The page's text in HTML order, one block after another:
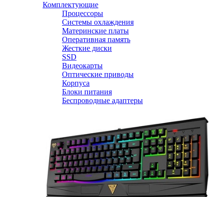
Комплектующие
Процессоры
Системы охлаждения
Материнские платы
Оперативная память
Жесткие диски
SSD
Видеокарты
Оптические приводы
Корпуса
Блоки питания
Беспроводные адаптеры